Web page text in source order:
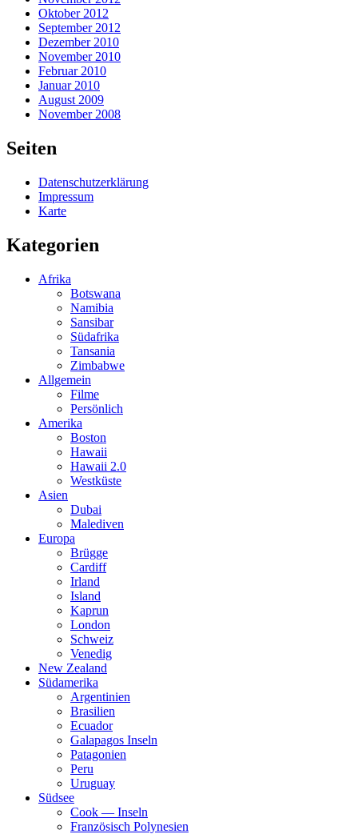
Oktober 2012
September 2012
Dezember 2010
November 2010
Februar 2010
Januar 2010
August 2009
November 2008
Seiten
Datenschutzerklärung
Impressum
Karte
Kategorien
Afrika
Botswana
Namibia
Sansibar
Südafrika
Tansania
Zimbabwe
Allgemein
Filme
Persönlich
Amerika
Boston
Hawaii
Hawaii 2.0
Westküste
Asien
Dubai
Malediven
Europa
Brügge
Cardiff
Irland
Island
Kaprun
London
Schweiz
Venedig
New Zealand
Südamerika
Argentinien
Brasilien
Ecuador
Galapagos Inseln
Patagonien
Peru
Uruguay
Südsee
Cook — Inseln
Französisch Polynesien